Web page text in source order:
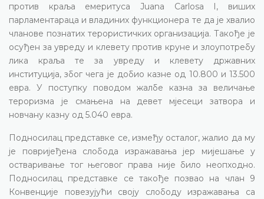
против краља емеритуса Juana Carlosa I, виших
парламентараца и владиних функционера те да је хвалио
чланове познатих терористичких организација. Такође је
осуђен за увреду и клевету против круне и злоупотребу
лика краља те за увреду и клевету државних
институција, због чега је добио казне од 10.800 и 13.500
евра. У поступку поводом жалбе казна за величање
тероризма је смањена на девет мјесеци затвора и
новчану казну од 5.040 евра.
Подносилац представке се, између осталог, жалио да му
је повријеђена слобода изражавања јер мијешање у
остваривање тог његовог права није било неопходно.
Подносилац представке се такође позвао на члан 9
Конвенције повезујући своју слободу изражавања са